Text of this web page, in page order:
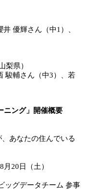
優輝さん（中1）、
県）
駿輔さん（中3）、若
ング」開催概要
あなたの住んでいる
20日（土）
ッグデータチーム 参事